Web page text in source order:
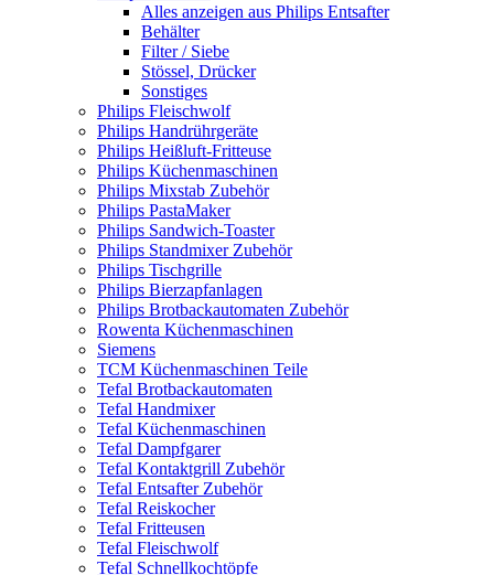
Alles anzeigen aus Philips Entsafter
Behälter
Filter / Siebe
Stössel, Drücker
Sonstiges
Philips Fleischwolf
Philips Handrührgeräte
Philips Heißluft-Fritteuse
Philips Küchenmaschinen
Philips Mixstab Zubehör
Philips PastaMaker
Philips Sandwich-Toaster
Philips Standmixer Zubehör
Philips Tischgrille
Philips Bierzapfanlagen
Philips Brotbackautomaten Zubehör
Rowenta Küchenmaschinen
Siemens
TCM Küchenmaschinen Teile
Tefal Brotbackautomaten
Tefal Handmixer
Tefal Küchenmaschinen
Tefal Dampfgarer
Tefal Kontaktgrill Zubehör
Tefal Entsafter Zubehör
Tefal Reiskocher
Tefal Fritteusen
Tefal Fleischwolf
Tefal Schnellkochtöpfe